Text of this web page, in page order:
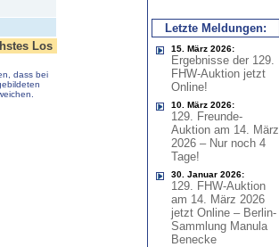
Los
dass bei
Letzte Meldungen:
15. März 2026:
Ergebnisse der 129.
FHW-Auktion jetzt
Online!
10. März 2026:
129. Freunde-
Auktion am 14. März
2026 – Nur noch 4
Tage!
30. Januar 2026:
129. FHW-Auktion
am 14. März 2026
jetzt Online – Berlin-
Sammlung Manula
Benecke